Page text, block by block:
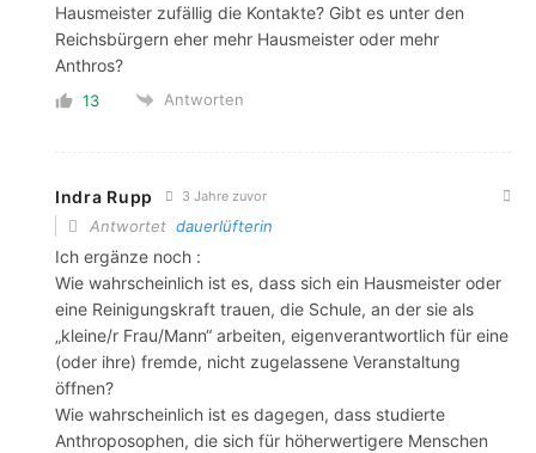
Hausmeister zufällig die Kontakte? Gibt es unter den
Reichsbürgern eher mehr Hausmeister oder mehr
Anthros?
13 Antworten
Indra Rupp 3 Jahre zuvor
Antwortet dauerlüfterin
Ich ergänze noch :
Wie wahrscheinlich ist es, dass sich ein Hausmeister oder
eine Reinigungskraft trauen, die Schule, an der sie als
„kleine/r Frau/Mann“ arbeiten, eigenverantwortlich für eine
(oder ihre) fremde, nicht zugelassene Veranstaltung
öffnen?
Wie wahrscheinlich ist es dagegen, dass studierte
Anthroposophen, die sich für höherwertigere Menschen